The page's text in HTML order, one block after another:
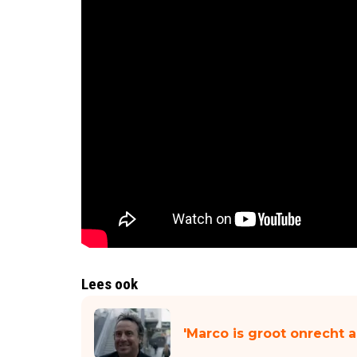
Lees ook
'Marco is groot onrecht